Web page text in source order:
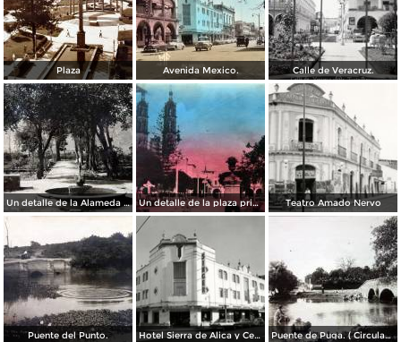
Plaza Avenida Mexico. Calle de Veracruz.
Un detalle de la Alameda ( Circulada el 28 de Junio de 1940 ). Un detalle de la plaza principal ( Circulada el 5 de Junio de 1945 ). Teatro Amado Nervo
Puente del Punto. Hotel Sierra de Alica y Centro de costura Singer Puente de Puga. ( Circulada el 22 de Mayo de 1920 ).